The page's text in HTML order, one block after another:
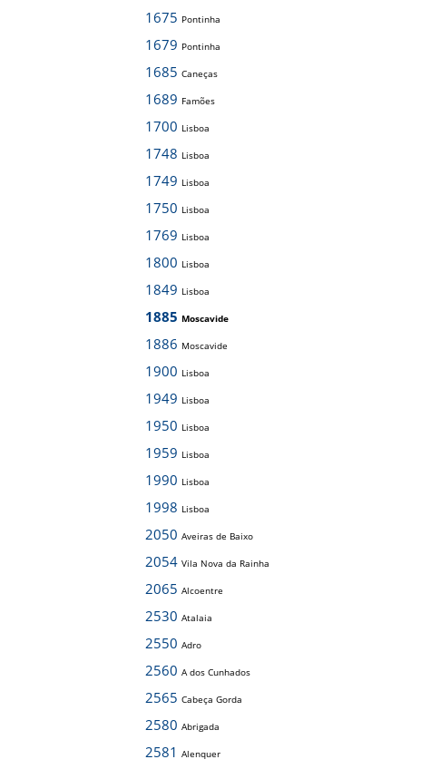
1675 Pontinha
1679 Pontinha
1685 Caneças
1689 Famões
1700 Lisboa
1748 Lisboa
1749 Lisboa
1750 Lisboa
1769 Lisboa
1800 Lisboa
1849 Lisboa
1885 Moscavide
1886 Moscavide
1900 Lisboa
1949 Lisboa
1950 Lisboa
1959 Lisboa
1990 Lisboa
1998 Lisboa
2050 Aveiras de Baixo
2054 Vila Nova da Rainha
2065 Alcoentre
2530 Atalaia
2550 Adro
2560 A dos Cunhados
2565 Cabeça Gorda
2580 Abrigada
2581 Alenquer